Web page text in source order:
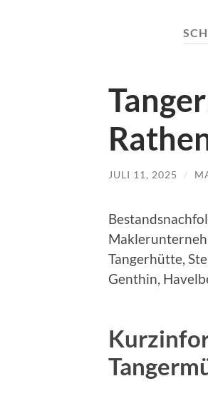
JULI 11, 2025 /
Tangerhütte,
Genthin,